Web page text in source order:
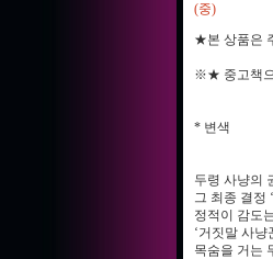
(중)
★본 상품은
※★ 중고책으
* 변색
두령 사냥의
그 최종 결정
정적이 감도
‘거짓말 사냥
목숨을 거는